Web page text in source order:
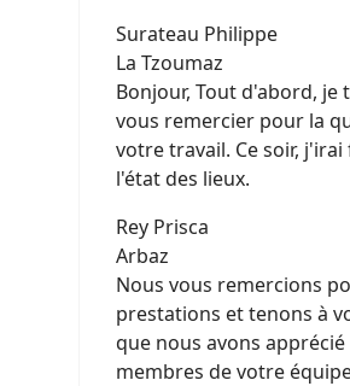
Surateau Philippe
La Tzoumaz
Bonjour, Tout d'abord, je
vous remercier pour la
votre travail. Ce soir, j'irai
l'état des lieux.
Rey Prisca
Arbaz
Nous vous remercions
prestations et tenons à
que nous avons apprécié
membres de votre